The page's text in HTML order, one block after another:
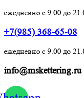
ежедневно с 9.00 до
+7(985) 368-65-08
ежедневно с 9.00 до
info@mskettering.ru